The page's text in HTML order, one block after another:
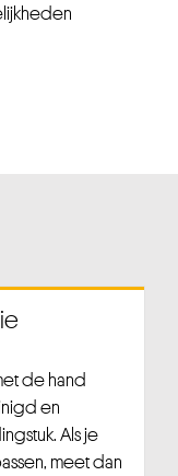
de hand
en
Als je
meet dan